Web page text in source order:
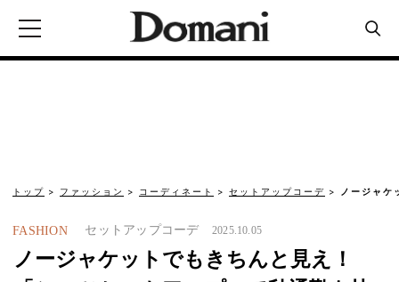
トップ ファッション コーディネート セットアップコーデ ノージャケ
FASHION セットアップコーデ 2025.10.05
ノージャケットでもきちんと見え！